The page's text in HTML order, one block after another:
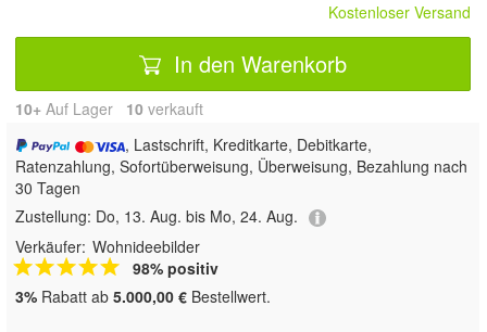
Kostenloser Versand
In den Warenkorb
10+ Auf Lager 10 verkauft
, Lastschrift, Kreditkarte, Debitkarte,
Ratenzahlung, Sofortüberweisung, Überweisung, Bezahlung nach
30 Tagen
Zustellung: Do, 13. Aug. bis Mo, 24. Aug.
Verkäufer: Wohnideebilder
98% positiv
3% Rabatt ab 5.000,00 € Bestellwert.